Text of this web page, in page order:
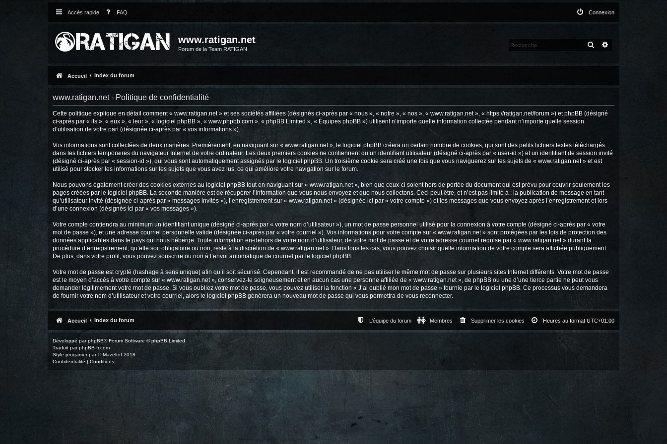
Accès rapide FAQ Connexion
www.ratigan.net
Forum de la Team RATIGAN
RECHERCHER
Accueil Index du forum
www.ratigan.net - Politique de confidentialité
Cette politique explique en détail comment « www.ratigan.net » et ses sociétés affiliées (désignés ci-après par « nous », « notre », « nos », « www.ratigan.net », « https://ratigan.net/forum ») et phpBB (désigné
ci-après par « ils », « eux », « leur », « logiciel phpBB », « www.phpbb.com », « phpBB Limited », « Équipes phpBB ») utilisent n’importe quelle information collectée pendant n’importe quelle session
d’utilisation de votre part (désignée ci-après par « vos informations »).
Vos informations sont collectées de deux manières. Premièrement, en naviguant sur « www.ratigan.net », le logiciel phpBB créera un certain nombre de cookies, qui sont des petits fichiers textes téléchargés
dans les fichiers temporaires du navigateur Internet de votre ordinateur. Les deux premiers cookies ne contiennent qu’un identifiant utilisateur (désigné ci-après par « user-id ») et un identifiant de session invité
(désigné ci-après par « session-id »), qui vous sont automatiquement assignés par le logiciel phpBB. Un troisième cookie sera créé une fois que vous naviguerez sur les sujets de « www.ratigan.net » et est
utilisé pour stocker les informations sur les sujets que vous avez lus, ce qui améliore votre navigation sur le forum.
Nous pouvons également créer des cookies externes au logiciel phpBB tout en naviguant sur « www.ratigan.net », bien que ceux-ci soient hors de portée du document qui est prévu pour couvrir seulement les
pages créées par le logiciel phpBB. La seconde manière est de récupérer l’information que vous nous envoyez et que nous collectons. Ceci peut être, et n’est pas limité à : la publication de message en tant
qu’utilisateur invité (désignée ci-après par « messages invités »), l’enregistrement sur « www.ratigan.net » (désignée ici par « votre compte ») et les messages que vous envoyez après l’enregistrement et lors
d’une connexion (désignés ici par « vos messages »).
Votre compte contiendra au minimum un identifiant unique (désigné ci-après par « votre nom d’utilisateur »), un mot de passe personnel utilisé pour la connexion à votre compte (désigné ci-après par « votre
mot de passe »), et une adresse courriel personnelle valide (désignée ci-après par « votre courriel »). Vos informations pour votre compte sur « www.ratigan.net » sont protégées par les lois de protection des
données applicables dans le pays qui nous héberge. Toute information en-dehors de votre nom d’utilisateur, de votre mot de passe et de votre adresse courriel requise par « www.ratigan.net » durant la
procédure d’enregistrement, qu’elle soit obligatoire ou non, reste à la discrétion de « www.ratigan.net ». Dans tous les cas, vous pouvez choisir quelle information de votre compte sera affichée publiquement.
De plus, dans votre profil, vous pouvez souscrire ou non à l’envoi automatique de courriel par le logiciel phpBB.
Votre mot de passe est crypté (hashage à sens unique) afin qu’il soit sécurisé. Cependant, il est recommandé de ne pas utiliser le même mot de passe sur plusieurs sites Internet différents. Votre mot de passe
est le moyen d’accès à votre compte sur « www.ratigan.net », conservez-le soigneusement et en aucun cas une personne affiliée de « www.ratigan.net », de phpBB ou une d’une tierce partie ne peut vous
demander légitimement votre mot de passe. Si vous oubliez votre mot de passe, vous pouvez utiliser la fonction « J’ai oublié mon mot de passe » fournie par le logiciel phpBB. Ce processus vous demandera
de fournir votre nom d’utilisateur et votre courriel, alors le logiciel phpBB générera un nouveau mot de passe qui vous permettra de vous reconnecter.
Accueil Index du forum Heures au format UTC+01:00
Supprimer les cookies
Membres
L’équipe du forum
Développé parphpBB® Forum Software © phpBB Limited
Traduit parphpBB-fr.com
Style progamerpar ©Mazeltof 2018
Confidentialité | Conditions